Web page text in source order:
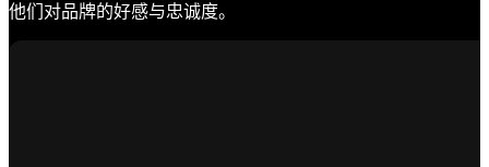
他们对品牌的好感与忠诚度。